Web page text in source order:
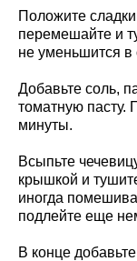
Положите
перемешайте и
не уменьшится в
Добавьте соль,
томатную пасту.
минуты.
Всыпьте
крышкой и
иногда
подлейте еще
В конце